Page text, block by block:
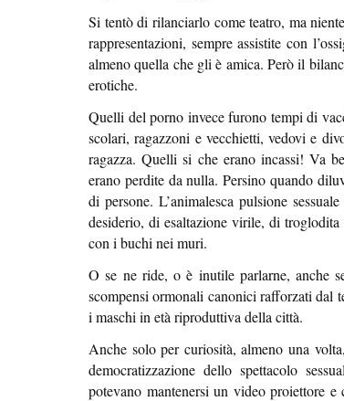
Si tentò di rilanciarlo come teatro, ma
rappresentazioni, sempre assistite con
almeno quella che gli è amica. Però il
erotiche.
Quelli del porno invece furono tempi di
scolari, ragazzoni e vecchietti, vedovi e
ragazza. Quelli si che erano incassi! Va
erano perdite da nulla. Persino quando
di persone. L’animalesca pulsione
desiderio, di esaltazione virile, di
con i buchi nei muri.
O se ne ride, o è inutile parlarne, anche
scompensi ormonali canonici rafforzati dal
i maschi in età riproduttiva della città.
Anche solo per curiosità, almeno una
democratizzazione dello spettacolo
potevano mantenersi un video proiettore